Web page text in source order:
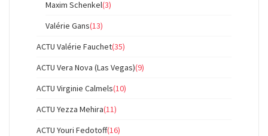
Maxim Schenkel(3)
Valérie Gans(13)
ACTU Valérie Fauchet(35)
ACTU Vera Nova (Las Vegas)(9)
ACTU Virginie Calmels(10)
ACTU Yezza Mehira(11)
ACTU Youri Fedotoff(16)